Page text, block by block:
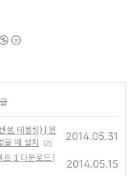
, 태블릿) | 윈
을 때 설치
(2)
2014.05.31
1 다운로드 |
2014.05.15